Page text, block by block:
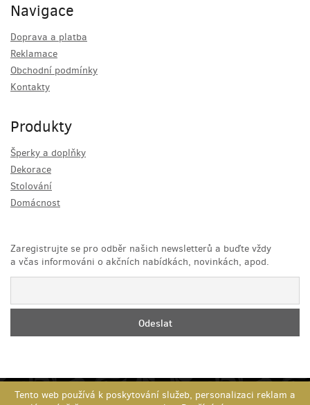
Navigace
Doprava a platba
Reklamace
Obchodní podmínky
Kontakty
Produkty
Šperky a doplňky
Dekorace
Stolování
Domácnost
Zaregistrujte se pro odběr našich newsletterů a buďte vždy
a včas informováni o akčních nabídkách, novinkách, apod.
Copyright 2026Advantage-fl.cz s.r.o.- Všechna práva vyhrazena,
Tento web používá k poskytování služeb, personalizaci reklam a